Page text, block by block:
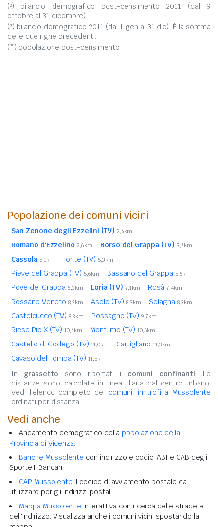
(²) bilancio demografico post-censimento 2011 (dal 9
ottobre al 31 dicembre)
(³) bilancio demografico 2011 (dal 1 gen al 31 dic). È la somma
delle due righe precedenti.
(*) popolazione post-censimento
Popolazione dei comuni vicini
San Zenone degli Ezzelini (TV) 2,4km
Romano d'Ezzelino 2,6km Borso del Grappa (TV) 3,7km
Cassola 5,1km Fonte (TV) 5,3km
Pieve del Grappa (TV) 5,6km Bassano del Grappa 5,6km
Pove del Grappa 6,3km Loria (TV) 7,1km Rosà 7,4km
Rossano Veneto 8,2km Asolo (TV) 8,3km Solagna 8,3km
Castelcucco (TV) 8,3km Possagno (TV) 9,7km
Riese Pio X (TV) 10,4km Monfumo (TV) 10,5km
Castello di Godego (TV) 11,0km Cartigliano 11,3km
Cavaso del Tomba (TV) 11,5km
In grassetto sono riportati i comuni confinanti. Le
distanze sono calcolate in linea d'aria dal centro urbano.
Vedi l'elenco completo dei comuni limitrofi a Mussolente
ordinati per distanza.
Vedi anche
Andamento demografico della popolazione della
Provincia di Vicenza.
Banche Mussolente con indirizzo e codici ABI e CAB degli
Sportelli Bancari.
CAP Mussolente il codice di avviamento postale da
utilizzare per gli indirizzi postali.
Mappa Mussolente interattiva con ricerca delle strade e
dell'indirizzo. Visualizza anche i comuni vicini spostando la